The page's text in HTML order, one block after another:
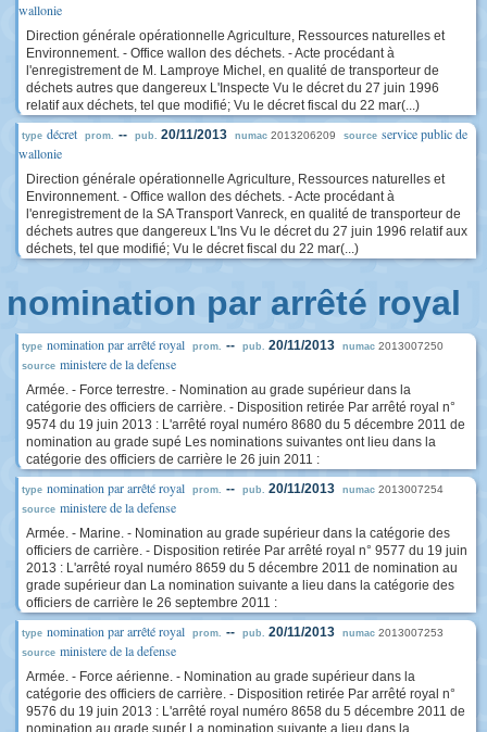
wallonie
Direction générale opérationnelle Agriculture, Ressources naturelles et
Environnement. - Office wallon des déchets. - Acte procédant à
l'enregistrement de M. Lamproye Michel, en qualité de transporteur de
déchets autres que dangereux L'Inspecte Vu le décret du 27 juin 1996
relatif aux déchets, tel que modifié; Vu le décret fiscal du 22 mar(...)
type décret prom. -- pub. 20/11/2013 numac 2013206209 source service public de
wallonie
Direction générale opérationnelle Agriculture, Ressources naturelles et
Environnement. - Office wallon des déchets. - Acte procédant à
l'enregistrement de la SA Transport Vanreck, en qualité de transporteur de
déchets autres que dangereux L'Ins Vu le décret du 27 juin 1996 relatif aux
déchets, tel que modifié; Vu le décret fiscal du 22 mar(...)
nomination par arrêté royal
type nomination par arrêté royal prom. -- pub. 20/11/2013 numac 2013007250
source ministere de la defense
Armée. - Force terrestre. - Nomination au grade supérieur dans la
catégorie des officiers de carrière. - Disposition retirée Par arrêté royal n°
9574 du 19 juin 2013 : L'arrêté royal numéro 8680 du 5 décembre 2011 de
nomination au grade supé Les nominations suivantes ont lieu dans la
catégorie des officiers de carrière le 26 juin 2011 :
type nomination par arrêté royal prom. -- pub. 20/11/2013 numac 2013007254
source ministere de la defense
Armée. - Marine. - Nomination au grade supérieur dans la catégorie des
officiers de carrière. - Disposition retirée Par arrêté royal n° 9577 du 19 juin
2013 : L'arrêté royal numéro 8659 du 5 décembre 2011 de nomination au
grade supérieur dan La nomination suivante a lieu dans la catégorie des
officiers de carrière le 26 septembre 2011 :
type nomination par arrêté royal prom. -- pub. 20/11/2013 numac 2013007253
source ministere de la defense
Armée. - Force aérienne. - Nomination au grade supérieur dans la
catégorie des officiers de carrière. - Disposition retirée Par arrêté royal n°
9576 du 19 juin 2013 : L'arrêté royal numéro 8658 du 5 décembre 2011 de
nomination au grade supér La nomination suivante a lieu dans la